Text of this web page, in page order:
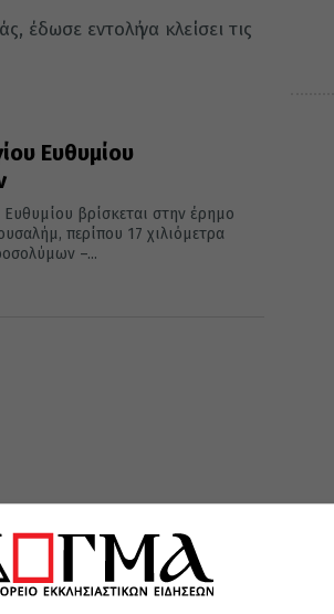
εντολἠ να κλείσει τις
Ευθυμίου
βρίσκεται στην έρημο
περίπου 17 χιλιόμετρα
–...